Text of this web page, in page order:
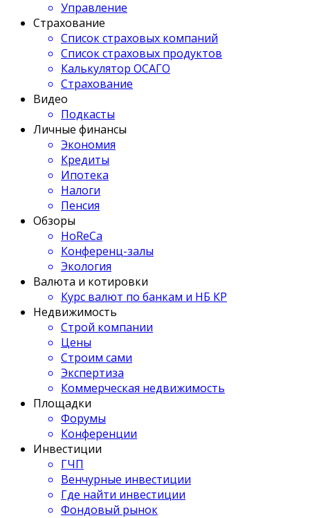
Управление
Страхование
Список страховых компаний
Список страховых продуктов
Калькулятор ОСАГО
Страхование
Видео
Подкасты
Личные финансы
Экономия
Кредиты
Ипотека
Налоги
Пенсия
Обзоры
HoReCa
Конференц-залы
Экология
Валюта и котировки
Курс валют по банкам и НБ КР
Недвижимость
Строй компании
Цены
Строим сами
Экспертиза
Коммерческая недвижимость
Площадки
Форумы
Конференции
Инвестиции
ГЧП
Венчурные инвестиции
Где найти инвестиции
Фондовый рынок